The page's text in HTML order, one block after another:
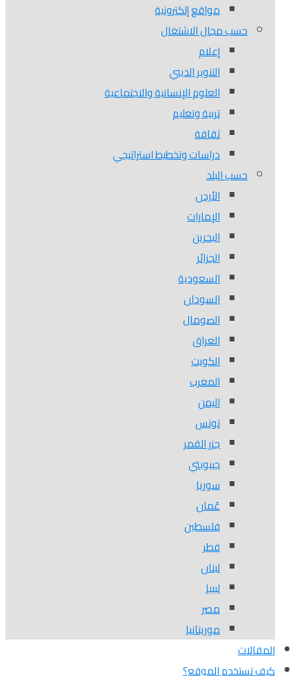
مواقع إلكترونية
حسب مجال الاشتغال
إعلام
التنوير الديني
العلوم الإنسانية والاجتماعية
تربية وتعليم
ثقافة
دراسات وتخطيط استراتيجي
حسب البلد
الأردن
الإمارات
البحرين
الجزائر
السعودية
السودان
الصومال
العراق
الكويت
المغرب
اليمن
تونس
جزر القمر
جيبوبتي
سوريا
عُمان
فلسطين
قطر
لبنان
ليبيا
مصر
موريتانيا
المقالات
كيف تستخدم الموقع؟